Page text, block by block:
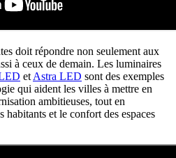
doit répondre non seulement aux
à ceux de demain. Les luminaires
et Astra LED sont des exemples
qui aident les villes à mettre en
ambitieuses, tout en
habitants et le confort des espaces